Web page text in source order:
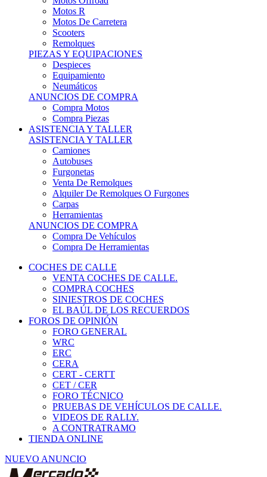
Motos R
Motos De Carretera
Scooters
Remolques
PIEZAS Y EQUIPACIONES
Despieces
Equipamiento
Neumáticos
ANUNCIOS DE COMPRA
Compra Motos
Compra Piezas
ASISTENCIA Y TALLER
ASISTENCIA Y TALLER
Camiones
Autobuses
Furgonetas
Venta De Remolques
Alquiler De Remolques O Furgones
Carpas
Herramientas
ANUNCIOS DE COMPRA
Compra De Vehículos
Compra De Herramientas
COCHES DE CALLE
VENTA COCHES DE CALLE.
COMPRA COCHES
SINIESTROS DE COCHES
EL BAÚL DE LOS RECUERDOS
FOROS DE OPINIÓN
FORO GENERAL
WRC
ERC
CERA
CERT - CERTT
CET / CER
FORO TÉCNICO
PRUEBAS DE VEHÍCULOS DE CALLE.
VIDEOS DE RALLY.
A CONTRATRAMO
TIENDA ONLINE
NUEVO ANUNCIO